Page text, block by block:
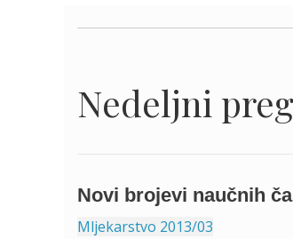
Nedeljni
Novi brojevi naučnih
Mljekarstvo 2013/03